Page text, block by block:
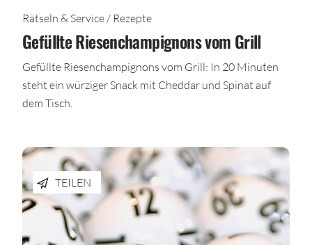
Rätseln & Service / Rezepte
Gefüllte Riesenchampignons vom Grill
Gefüllte Riesenchampignons vom Grill: In 20 Minuten
steht ein würziger Snack mit Cheddar und Spinat auf
dem Tisch.
TEILEN